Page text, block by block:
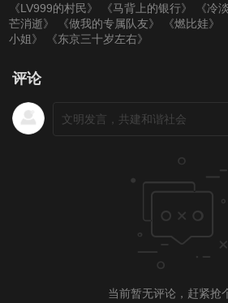
《LV999的村民》
《马背上的银行》 《冷
芒消逝》
《做我的专属队友》 《燃比娃》
小姐》
《东京三十岁左右》
评论
当前暂无评论，赶紧抢